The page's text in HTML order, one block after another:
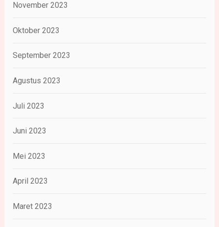
November 2023
Oktober 2023
September 2023
Agustus 2023
Juli 2023
Juni 2023
Mei 2023
April 2023
Maret 2023